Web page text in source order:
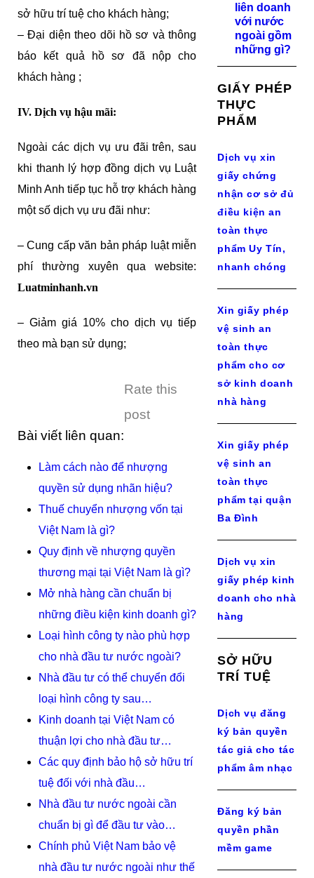
sở hữu trí tuệ cho khách hàng;
– Đại diện theo dõi hồ sơ và thông
báo kết quả hồ sơ đã nộp cho
khách hàng ;
IV. Dịch vụ hậu mãi:
Ngoài các dịch vụ ưu đãi trên, sau
khi thanh lý hợp đồng dịch vụ Luật
Minh Anh tiếp tục hỗ trợ khách hàng
một số dịch vụ ưu đãi như:
– Cung cấp văn bản pháp luật miễn
phí thường xuyên qua website:
Luatminhanh.vn
– Giảm giá 10% cho dịch vụ tiếp
theo mà bạn sử dụng;
Rate this
post
Bài viết liên quan:
Làm cách nào để nhượng
quyền sử dụng nhãn hiệu?
Thuế chuyển nhượng vốn tại
Việt Nam là gì?
Quy định về nhượng quyền
thương mại tại Việt Nam là gì?
Mở nhà hàng cần chuẩn bị
những điều kiện kinh doanh gì?
Loại hình công ty nào phù hợp
cho nhà đầu tư nước ngoài?
Nhà đầu tư có thể chuyển đổi
loại hình công ty sau…
Kinh doanh tại Việt Nam có
thuận lợi cho nhà đầu tư…
Các quy định bảo hộ sở hữu trí
tuệ đối với nhà đầu…
Nhà đầu tư nước ngoài cần
chuẩn bị gì để đầu tư vào…
Chính phủ Việt Nam bảo vệ
nhà đầu tư nước ngoài như thế
liên doanh
với nước
ngoài gồm
những gì?
GIẤY PHÉP
THỰC
PHẨM
Dịch vụ xin
giấy chứng
nhận cơ sở đủ
điều kiện an
toàn thực
phẩm Uy Tín,
nhanh chóng
Xin giấy phép
vệ sinh an
toàn thực
phẩm cho cơ
sở kinh doanh
nhà hàng
Xin giấy phép
vệ sinh an
toàn thực
phẩm tại quận
Ba Đình
Dịch vụ xin
giấy phép kinh
doanh cho nhà
hàng
SỞ HỮU
TRÍ TUỆ
Dịch vụ đăng
ký bản quyền
tác giả cho tác
phẩm âm nhạc
Đăng ký bản
quyền phần
mềm game